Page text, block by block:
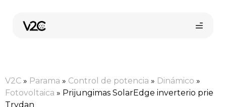
turinio
V2C » Parama » Control de potencia » Dinámico »
Fotovoltaica » Prijungimas SolarEdge inverterio prie
Trydan